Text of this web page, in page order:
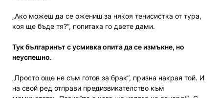
„Ако можеш да се ожениш за някоя тенисистка от тура,
коя ще бъде тя?“, попитаха го двете дами.
Тук българинът с усмивка опита да се измъкне, но
неуспешно.
„Просто още не съм готов за брак“, призна накрая той. И
на свой ред отправи предизвикателство към